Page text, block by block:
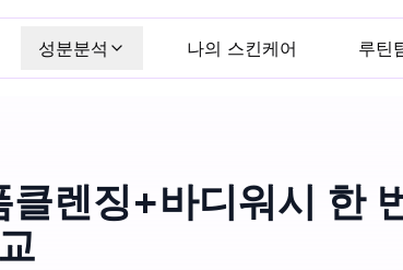
성분분석 나의 스킨케어 루틴
렌징+바디워시 한